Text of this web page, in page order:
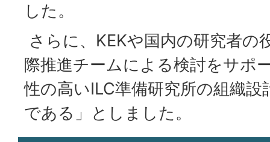
した。
さらに、KEKや国内の研究者の
際推進チームによる検討をサポ
性の高いILC準備研究所の組織
である」としました。